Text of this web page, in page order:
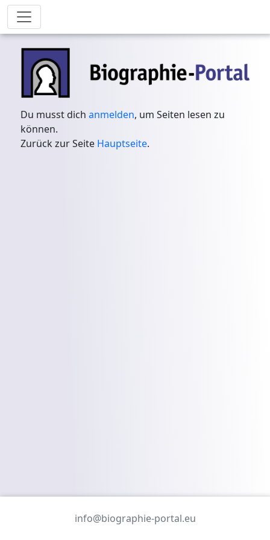
Du musst dichanmelden, um Seiten lesen zu
können.
Zurück zur Seite Hauptseite.
info@biographie-portal.eu